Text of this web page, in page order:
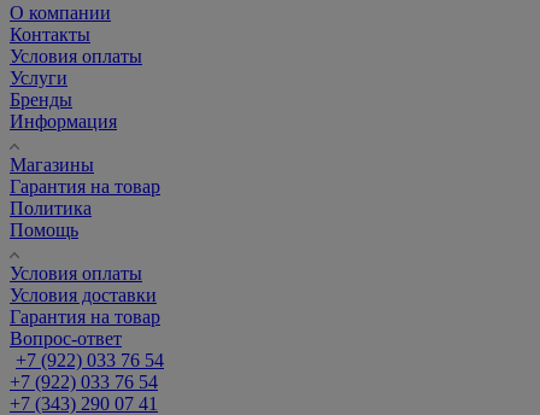
О компании
Контакты
Условия оплаты
Услуги
Бренды
Информация
Магазины
Гарантия на товар
Политика
Помощь
Условия оплаты
Условия доставки
Гарантия на товар
Вопрос-ответ
+7 (922) 033 76 54
+7 (922) 033 76 54
+7 (343) 290 07 41